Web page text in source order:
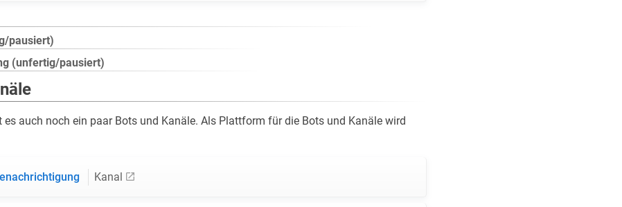
pausiert)
(unfertig/pausiert)
es auch noch ein paar Bots und Kanäle. Als Plattform für die Bots und Kanäle wird
Kanal